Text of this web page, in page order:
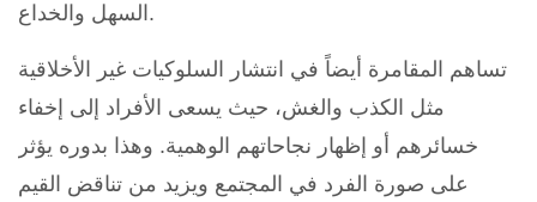
السهل والخداع.
تساهم المقامرة أيضاً في انتشار السلوكيات غير الأخلاقية
مثل الكذب والغش، حيث يسعى الأفراد إلى إخفاء
خسائرهم أو إظهار نجاحاتهم الوهمية. وهذا بدوره يؤثر
على صورة الفرد في المجتمع ويزيد من تناقض القيم